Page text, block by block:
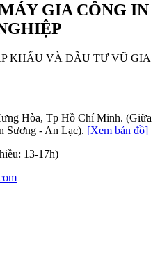
GIA CÔNG IN
KHẨU VÀ ĐẦU TƯ VŨ GIA
Hòa, Tp Hồ Chí Minh. (Giữa
Sương - An Lạc). [Xem bản đồ]
13-17h)